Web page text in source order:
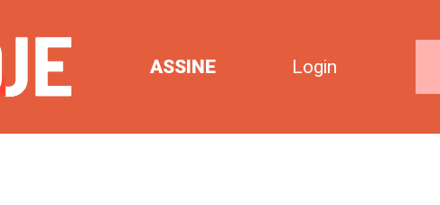
ASSINE Login